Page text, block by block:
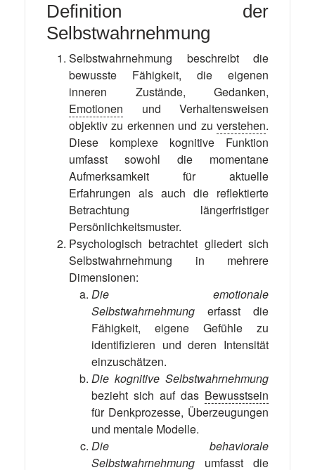
Definition der
Selbstwahrnehmung
Selbstwahrnehmung beschreibt die
bewusste Fähigkeit, die eigenen
inneren Zustände, Gedanken,
Emotionen und Verhaltensweisen
objektiv zu erkennen und zu verstehen.
Diese komplexe kognitive Funktion
umfasst sowohl die momentane
Aufmerksamkeit für aktuelle
Erfahrungen als auch die reflektierte
Betrachtung längerfristiger
Persönlichkeitsmuster.
Psychologisch betrachtet gliedert sich
Selbstwahrnehmung in mehrere
Dimensionen:
Die emotionale
Selbstwahrnehmung erfasst die
Fähigkeit, eigene Gefühle zu
identifizieren und deren Intensität
einzuschätzen.
Die kognitive Selbstwahrnehmung
bezieht sich auf das Bewusstsein
für Denkprozesse, Überzeugungen
und mentale Modelle.
Die behaviorale
Selbstwahrnehmung umfasst die